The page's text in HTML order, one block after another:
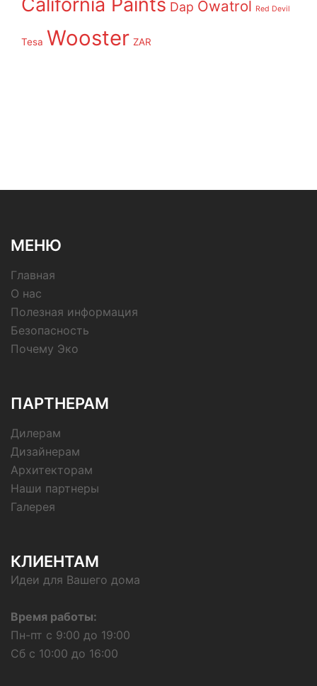
Dap Owatrol Red Devil
Tesa Wooster ZAR
МЕНЮ
Главная
О нас
Полезная информация
Безопасность
Почему Эко
ПАРТНЕРАМ
Дилерам
Дизайнерам
Архитекторам
Наши партнеры
Галерея
КЛИЕНТАМ
Идеи для Вашего дома
Время работы:
Пн-пт с 9:00 до 19:00
Сб с 10:00 до 16:00